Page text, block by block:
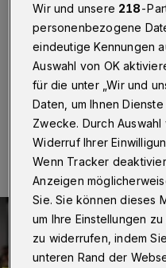
am Freitagabend (26.
Hochsprungmeeting
Besucherinnen und
Küllenhahn gewonnen.
27.01.2024 , 01:00 Uhr
Wir und unsere 218-
personenbezogene
eindeutige Kennungen
Auswahl von OK
für die unter „Wir und
Daten, um Ihnen
Zwecke. Durch
Widerruf Ihrer
Wenn Tracker
Anzeigen
Sie. Sie können dieses
um Ihre Einstellungen
zu widerrufen, indem
unteren Rand der